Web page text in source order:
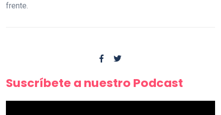
frente.
Suscríbete a nuestro Podcast